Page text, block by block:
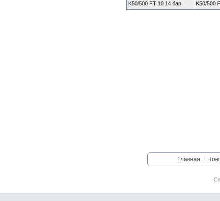
K50/500 FT 10 14 бар
K50/500
Главная